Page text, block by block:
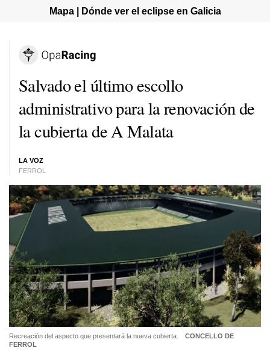
Mapa | Dónde ver el eclipse en Galicia
Salvado el último escollo
administrativo para la renovación de
la cubierta de A Malata
LA VOZ
FERROL
Recreación del aspecto que presentará la nueva cubierta.
CONCELLO DE
FERROL